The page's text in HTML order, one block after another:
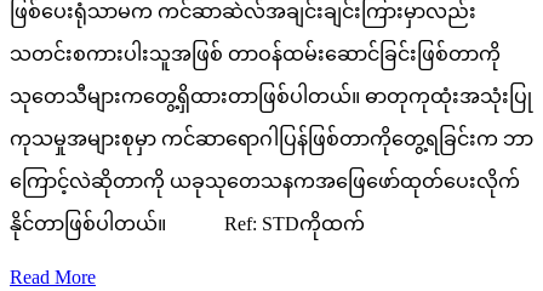
ဖြစ်ပေးရုံသာမက ကင်ဆာဆဲလ်အချင်းချင်းကြားမှာလည်း
သတင်းစကားပါးသူအဖြစ် တာဝန်ထမ်းဆောင်ခြင်းဖြစ်တာကို
သုတေသီများကတွေ့ရှိထားတာဖြစ်ပါတယ်။ ဓာတုကုထုံးအသုံးပြု
ကုသမှုအများစုမှာ ကင်ဆာရောဂါပြန်ဖြစ်တာကိုတွေ့ရခြင်းက ဘာ
ကြောင့်လဲဆိုတာကို ယခုသုတေသနကအဖြေဖော်ထုတ်ပေးလိုက်
နိုင်တာဖြစ်ပါတယ်။ Ref: STDကိုထက်
Read More